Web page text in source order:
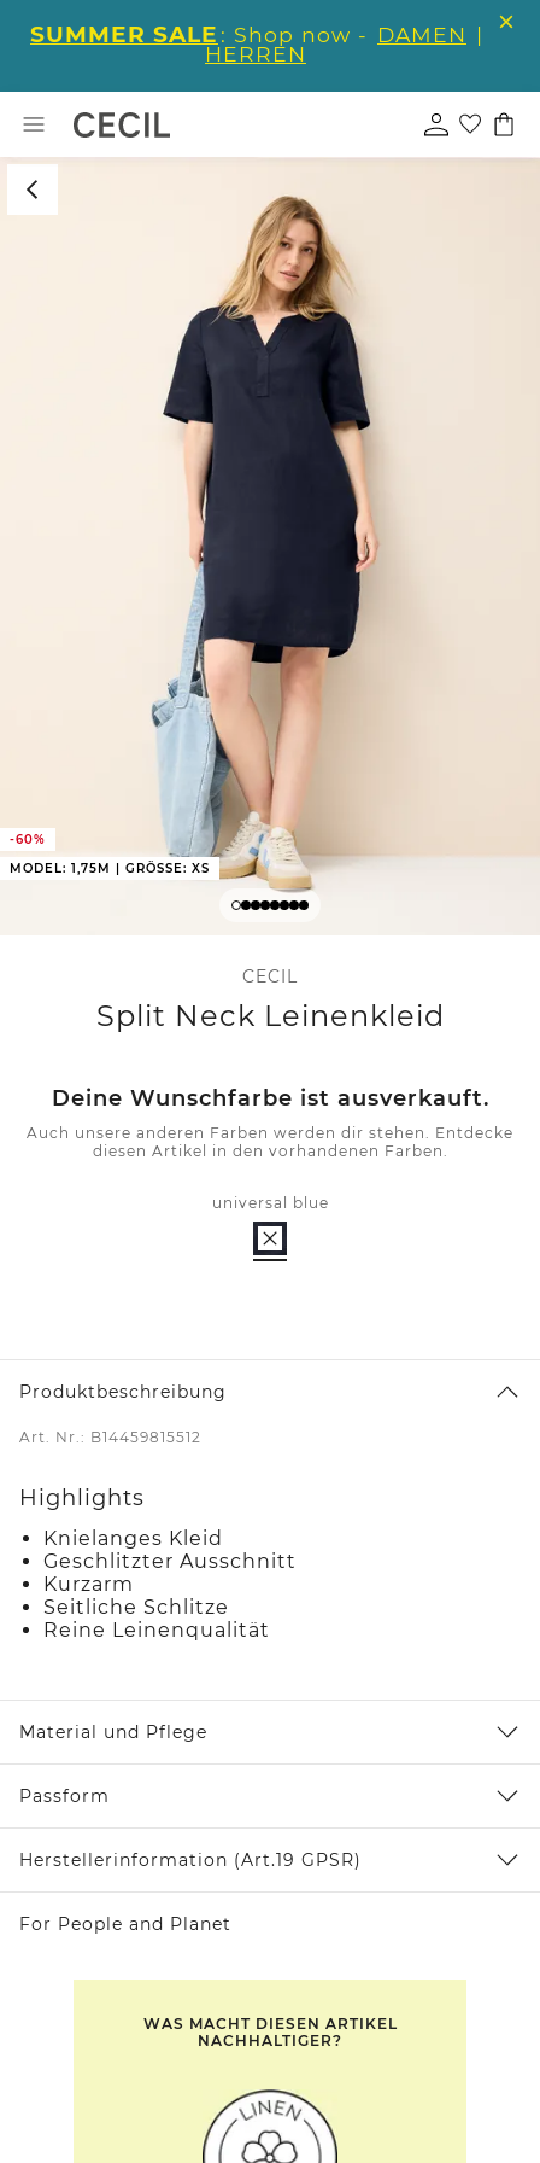
SUMMER SALE : Shop now - DAMEN |
HERREN
-60%
MODEL: 1,75M | GRÖSSE: XS
CECIL
Split Neck Leinenkleid
Deine Wunschfarbe ist ausverkauft.
Auch unsere anderen Farben werden dir stehen. Entdecke
diesen Artikel in den vorhandenen Farben.
universal blue
Produktbeschreibung
Art. Nr.: B14459815512
Highlights
Knielanges Kleid
Geschlitzter Ausschnitt
Kurzarm
Seitliche Schlitze
Reine Leinenqualität
Material und Pflege
Passform
Herstellerinformation (Art.19 GPSR)
For People and Planet
WAS MACHT DIESEN ARTIKEL
NACHHALTIGER?